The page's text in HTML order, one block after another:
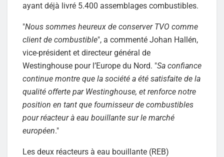
ayant déjà livré 5.400 assemblages combustibles.
"Nous sommes heureux de conserver TVO comme
client de combustible", a commenté Johan Hallén,
vice-président et directeur général de
Westinghouse pour l’Europe du Nord. "Sa confiance
continue montre que la société a été satisfaite de la
qualité offerte par Westinghouse, et renforce notre
position en tant que fournisseur de combustibles
pour réacteur à eau bouillante sur le marché
européen."
Les deux réacteurs à eau bouillante (REB)